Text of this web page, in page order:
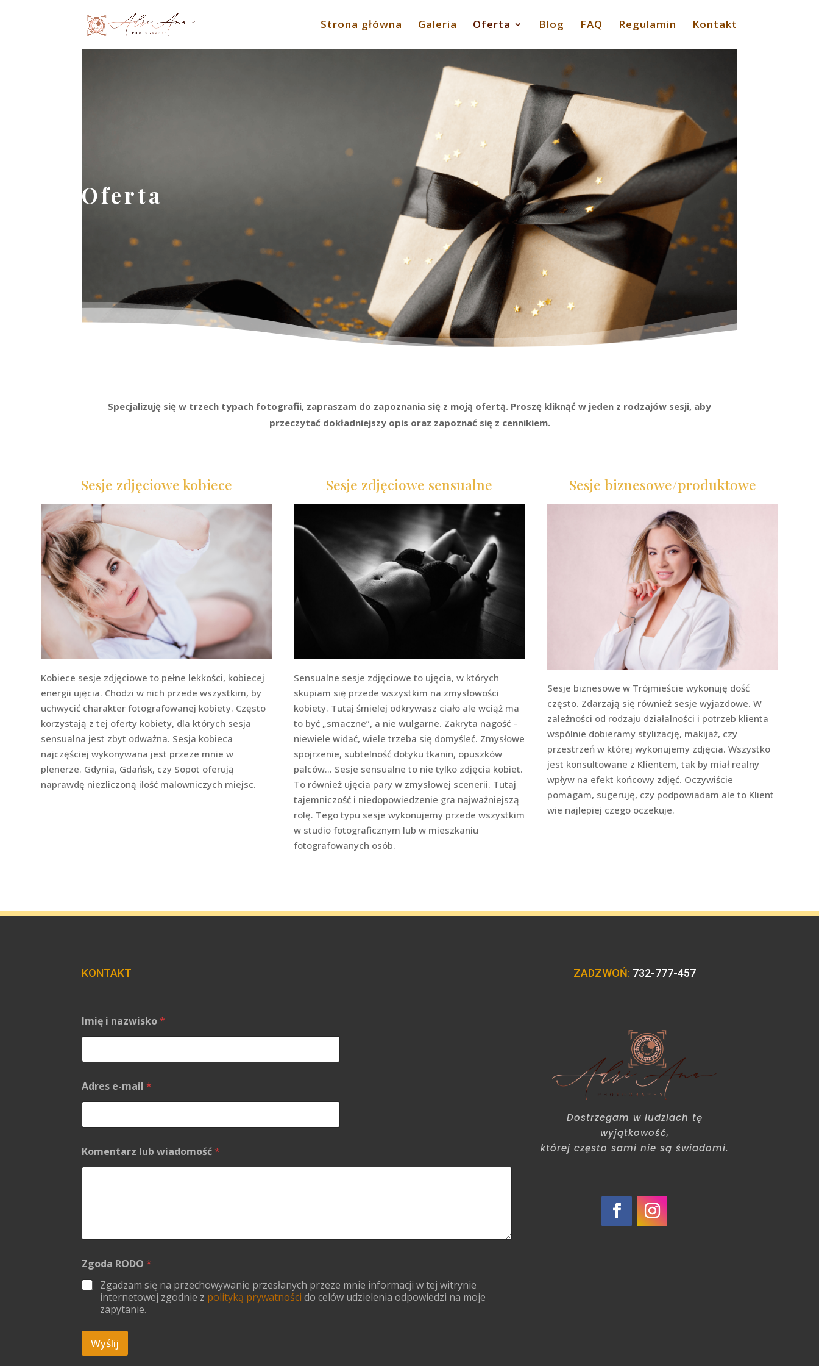
Strona główna Galeria Oferta Blog FAQ Regulamin Kontakt
Oferta
Specjalizuję się w trzech typach fotografii, zapraszam do zapoznania się z moją ofertą. Proszę kliknąć w jeden z rodzajów sesji, aby
przeczytać dokładniejszy opis oraz zapoznać się z cennikiem.
Sesje zdjęciowe kobiece
Kobiece sesje zdjęciowe to pełne lekkości, kobiecej
energii ujęcia. Chodzi w nich przede wszystkim, by
uchwycić charakter fotografowanej kobiety. Często
korzystają z tej oferty kobiety, dla których sesja
sensualna jest zbyt odważna. Sesja kobieca
najczęściej wykonywana jest przeze mnie w
plenerze. Gdynia, Gdańsk, czy Sopot oferują
naprawdę niezliczoną ilość malowniczych miejsc.
Sesje zdjęciowe sensualne
Sensualne sesje zdjęciowe to ujęcia, w których
skupiam się przede wszystkim na zmysłowości
kobiety. Tutaj śmielej odkrywasz ciało ale wciąż ma
to być „smaczne”, a nie wulgarne. Zakryta nagość –
niewiele widać, wiele trzeba się domyśleć. Zmysłowe
spojrzenie, subtelność dotyku tkanin, opuszków
palców… Sesje sensualne to nie tylko zdjęcia kobiet.
To również ujęcia pary w zmysłowej scenerii. Tutaj
tajemniczość i niedopowiedzenie gra najważniejszą
rolę. Tego typu sesje wykonujemy przede wszystkim
w studio fotograficznym lub w mieszkaniu
fotografowanych osób.
Sesje biznesowe/produktowe
Sesje biznesowe w Trójmieście wykonuję dość
często. Zdarzają się również sesje wyjazdowe. W
zależności od rodzaju działalności i potrzeb klienta
wspólnie dobieramy stylizację, makijaż, czy
przestrzeń w której wykonujemy zdjęcia. Wszystko
jest konsultowane z Klientem, tak by miał realny
wpływ na efekt końcowy zdjęć. Oczywiście
pomagam, sugeruję, czy podpowiadam ale to Klient
wie najlepiej czego oczekuje.
KONTAKT
Imię i nazwisko*
Adres e-mail*
Komentarz lub wiadomość*
-
m
a
d
e
Zgoda RODO*
Zgadzam się na przechowywanie przesłanych przeze mnie informacji w tej witrynie
internetowej zgodnie z polityką prywatności do celów udzielenia odpowiedzi na moje
zapytanie.
Wyślij
ZADZWOŃ: 732-777-457
Dostrzegam w ludziach tę
wyjątkowość,
której często sami nie są świadomi.